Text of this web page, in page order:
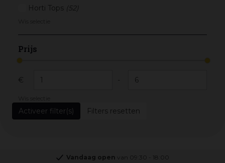
Horti Tops (52)
Prijs
€ -
Filters resetten
Vandaag open van 09:30 18:00